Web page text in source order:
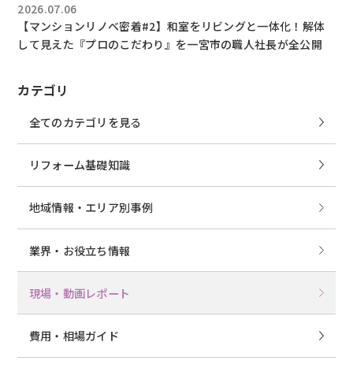
カテゴリ
全てのカテゴリを見る
リフォーム基礎知識
地域情報・エリア別事例
業界・お役立ち情報
現場・動画レポート
費用・相場ガイド
2026.07.06
【マンションリノベ密着#2】和室をリビングと一体化！解体
して見えた『プロのこだわり』を一宮市の職人社長が全公開